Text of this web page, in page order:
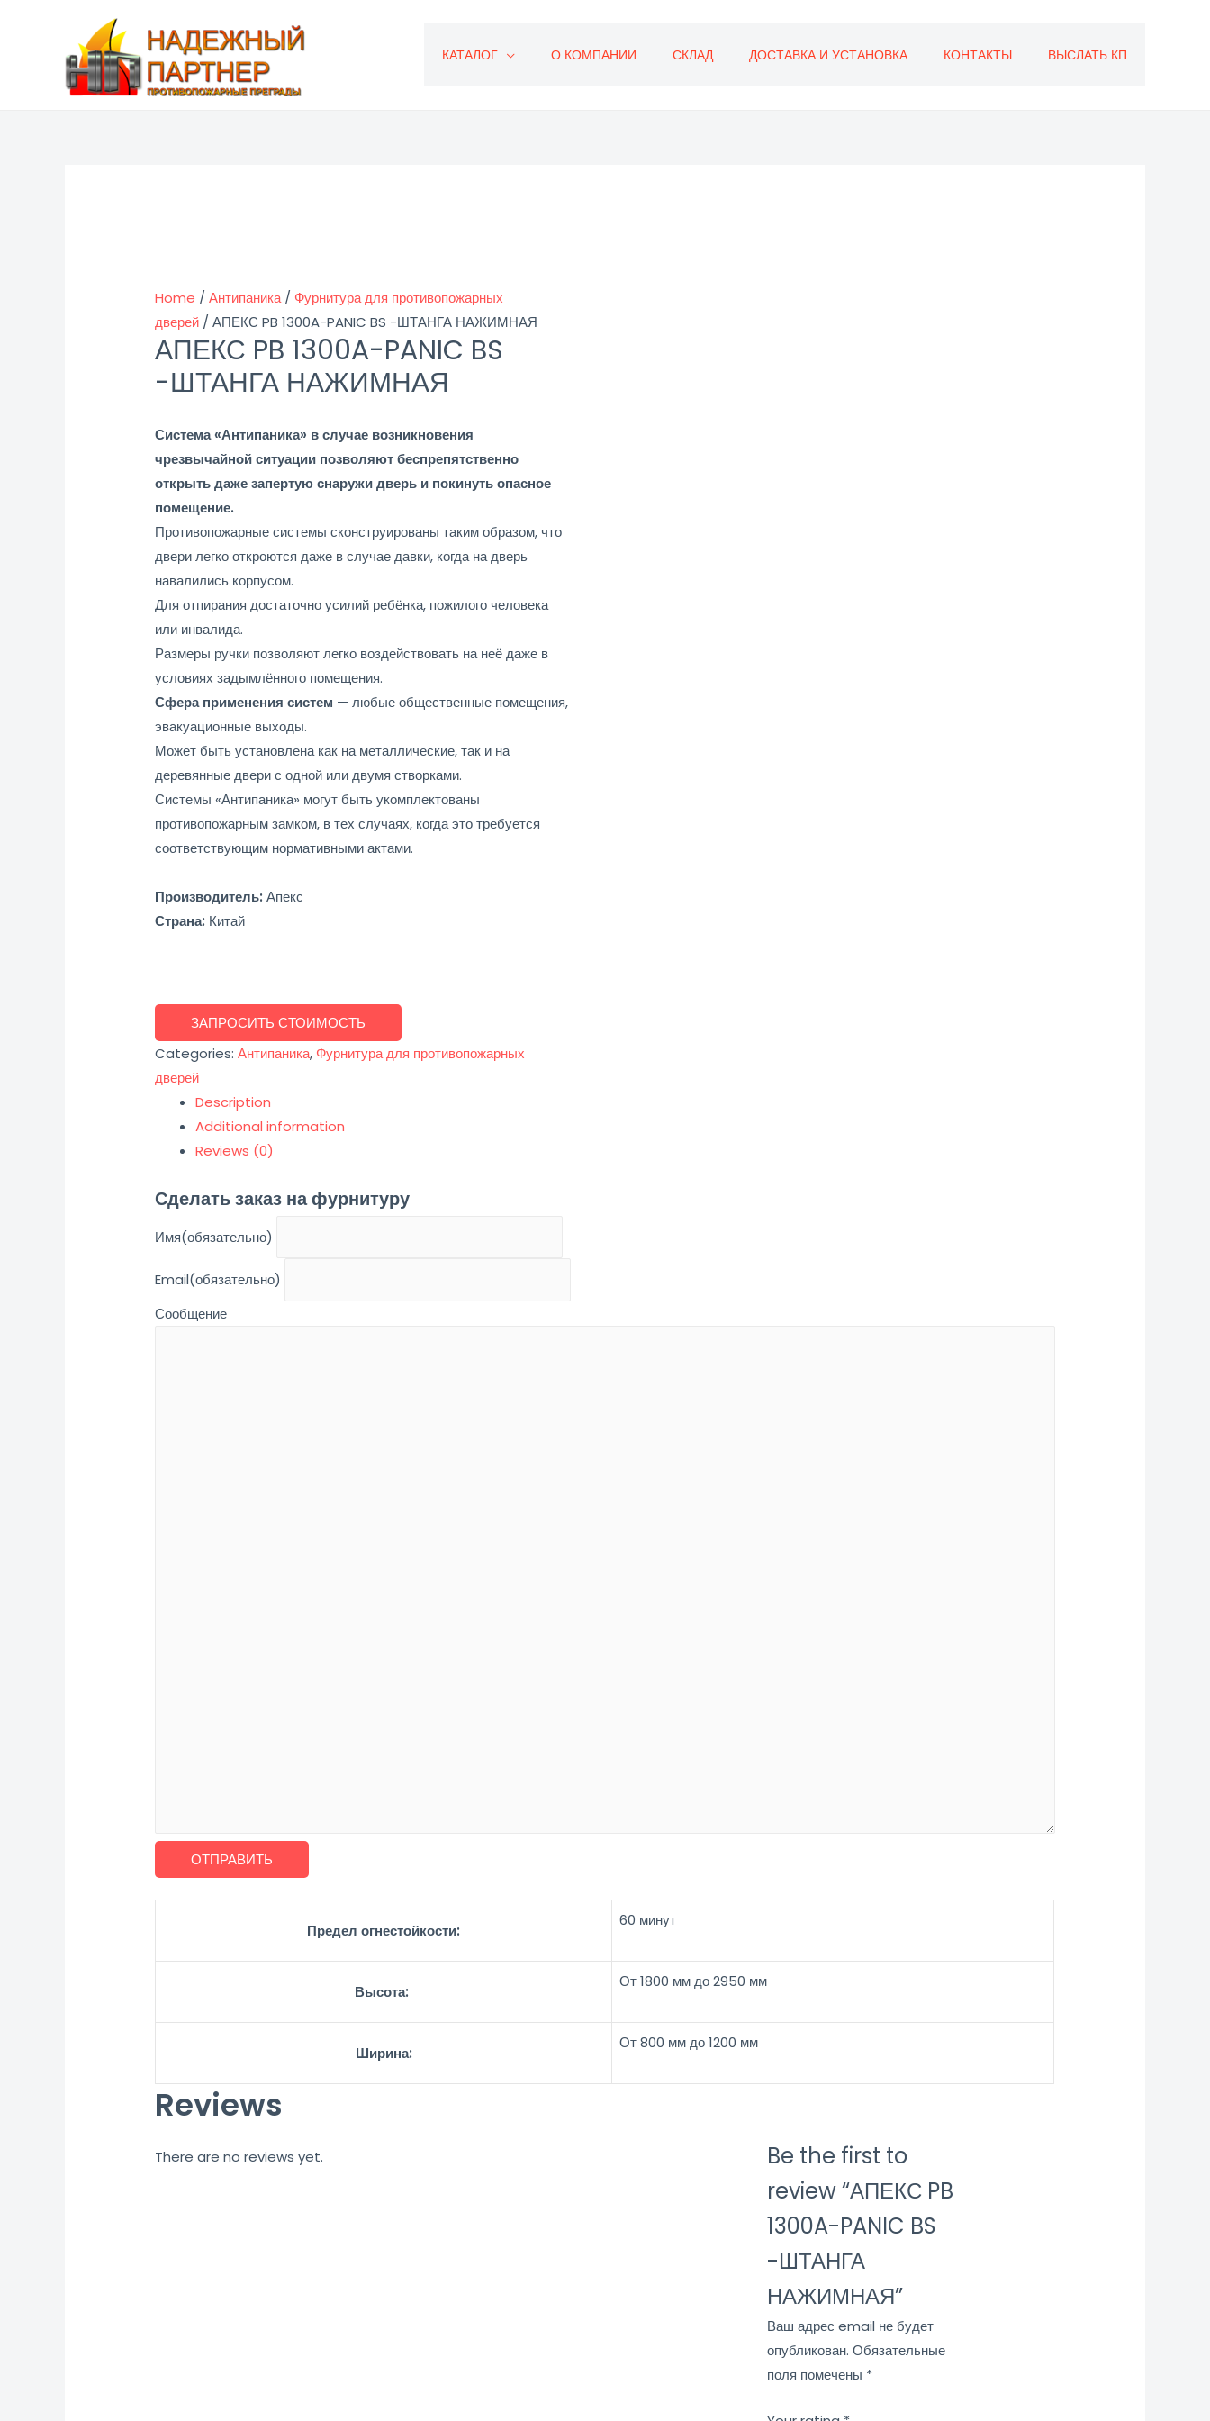
содержимому
КАТАЛОГ О КОМПАНИИ СКЛАД ДОСТАВКА И УСТАНОВКА КОНТАКТЫ ВЫСЛАТЬ КП
Home /Антипаника/ Фурнитура для противопожарных
дверей / АПЕКС PB 1300A-PANIC BS -ШТАНГА НАЖИМНАЯ
АПЕКС PB 1300A-PANIC BS
-ШТАНГА НАЖИМНАЯ
Система «Антипаника» в случае возникновения
чрезвычайной ситуации позволяют беспрепятственно
открыть даже запертую снаружи дверь и покинуть опасное
помещение.
Противопожарные системы сконструированы таким образом, что
двери легко откроются даже в случае давки, когда на дверь
навалились корпусом.
Для отпирания достаточно усилий ребёнка, пожилого человека
или инвалида.
Размеры ручки позволяют легко воздействовать на неё даже в
условиях задымлённого помещения.
Сфера применения систем — любые общественные помещения,
эвакуационные выходы.
Может быть установлена как на металлические, так и на
деревянные двери с одной или двумя створками.
Системы «Антипаника» могут быть укомплектованы
противопожарным замком, в тех случаях, когда это требуется
соответствующим нормативными актами.
Производитель: Апекс
Страна: Китай
ЗАПРОСИТЬ СТОИМОСТЬ
Categories:Антипаника, Фурнитура для противопожарных
дверей
Description
Additional information
Reviews (0)
Сделать заказ на фурнитуру
Имя(обязательно)
Email(обязательно)
Сообщение
ОТПРАВИТЬ
Предел огнестойкости:
60 минут
Высота:
От 1800 мм до 2950 мм
Ширина:
От 800 мм до 1200 мм
Reviews
There are no reviews yet.
Be the first to
review “АПЕКС PB
1300A-PANIC BS
-ШТАНГА
НАЖИМНАЯ”
Ваш адрес email не будет
опубликован. Обязательные
поля помечены *